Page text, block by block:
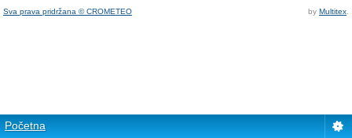
Sva prava pridržana © CROMETEO by Multitex
Početna